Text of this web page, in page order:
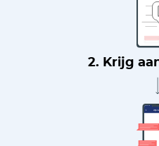
2. Krijg